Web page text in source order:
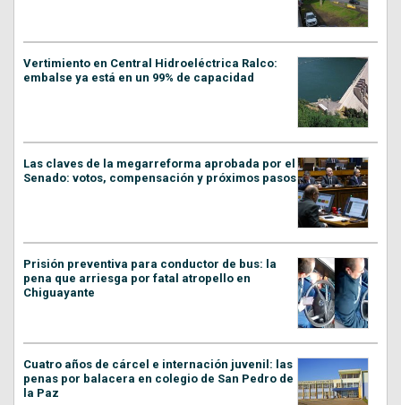
Vertimiento en Central Hidroeléctrica Ralco:
embalse ya está en un 99% de capacidad
Las claves de la megarreforma aprobada por el
Senado: votos, compensación y próximos pasos
Prisión preventiva para conductor de bus: la
pena que arriesga por fatal atropello en
Chiguayante
Cuatro años de cárcel e internación juvenil: las
penas por balacera en colegio de San Pedro de
la Paz